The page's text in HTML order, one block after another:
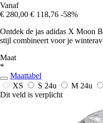
Vanaf
€ 280,00 € 118,76 -58%
Ontdek de jas adidas X Moon
stijl combineert voor je
Maat
*
Maattabel
XS
S 24u M 24u
Dit veld is verplicht